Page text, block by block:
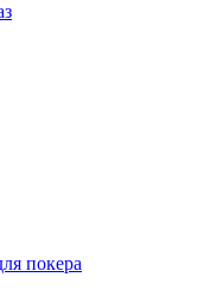
покера